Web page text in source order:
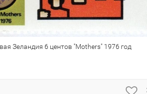
Зеландия 6 центов "Mothers" 1976 год